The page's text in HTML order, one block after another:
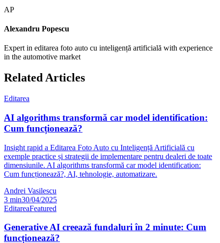
AP
Alexandru Popescu
Expert in editarea foto auto cu inteligență artificială with experience
in the automotive market
Related Articles
Editarea
AI algorithms transformă car model identification:
Cum funcționează?
Insight rapid a Editarea Foto Auto cu Inteligență Artificială cu
exemple practice și strategii de implementare pentru dealeri de toate
dimensiunile. AI algorithms transformă car model identification:
Cum funcționează?, AI, tehnologie, automatizare.
Andrei Vasilescu
3 min30/04/2025
EditareaFeatured
Generative AI creează fundaluri în 2 minute: Cum
funcționează?